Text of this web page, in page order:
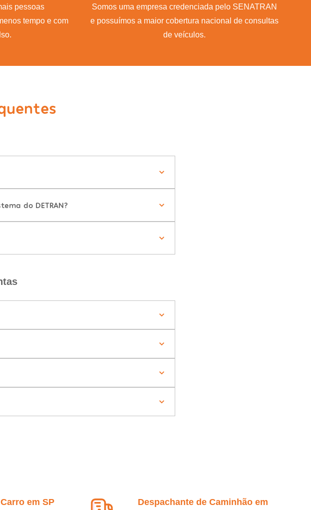
pessoas
tempo e com
Somos uma empresa credenciada pelo SENATRAN
e possuímos a maior cobertura nacional de consultas
de veículos.
do DETRAN?
em SP
Despachante de Caminhão em